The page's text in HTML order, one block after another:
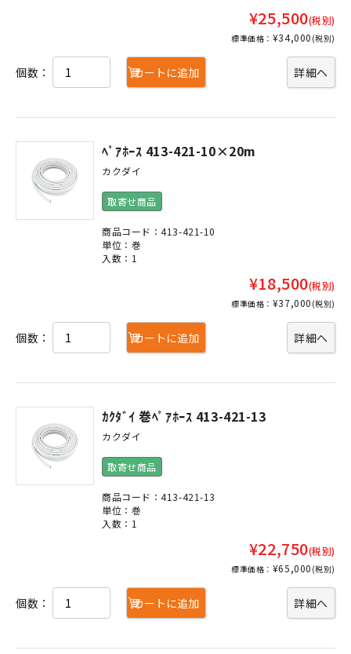
¥25,500(税別)
標準価格： ¥34,000 (税別)
詳細へ
個数： カートに追加
ﾍﾟｱﾎｰｽ 413-421-10×20m
カクダイ
取寄せ商品
商品コード：413-421-10
単位：巻
入数：1
¥18,500(税別)
標準価格： ¥37,000 (税別)
詳細へ
個数： カートに追加
ｶｸﾀﾞｲ 巻ﾍﾟｱﾎｰｽ 413-421-13
カクダイ
取寄せ商品
商品コード：413-421-13
単位：巻
入数：1
¥22,750(税別)
標準価格： ¥65,000 (税別)
詳細へ
個数： カートに追加